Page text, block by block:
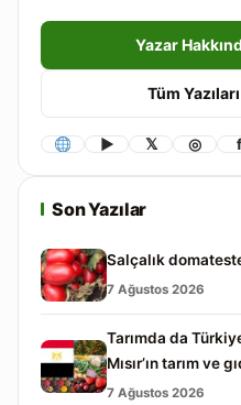
Yazar
Tüm Yazıları
▶ 𝕏 ◎ f
Son Yazılar
Salçalık
Tarımda da
Mısır’ın tarım ve